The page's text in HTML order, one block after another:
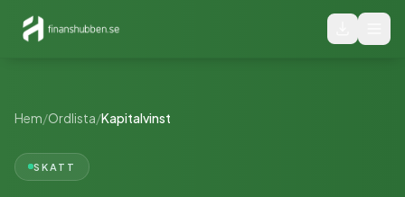
Hem/Ordlista/Kapitalvinst
SKATT